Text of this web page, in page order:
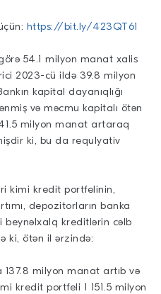
https://bit.ly/423QT61
54.1 milyon manat xalis
2023-cü ildə 39.8 milyon
kapital dayanıqlığı
və məcmu kapitalı ötən
milyon manat artaraq
ki, bu da requlyativ
kimi kredit portfelinin,
depozitorların banka
beynəlxalq kreditlərin cəlb
ki, ötən il ərzində:
milyon manat artıb və
kredit portfeli 1 151.5 milyon